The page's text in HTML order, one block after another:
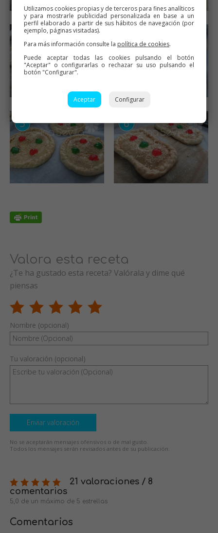
Valora esta receta
¿Te ha gustado esta receta? Valórala y dime qué
piensas
Nombre (opcional)
Tu valoración (opcional)
Enviar valoración
No se aceptarán mensajes ofensivos o de mal gusto.
Todos los mensajes serán revisados antes de su publicación.
21 valoraciones / 8
comentarios
5,0 de un máximo de 5 estrellas
Comentarios
Utilizamos cookies propias y de terceros para fines analíticos
y para mostrarle publicidad personalizada en base a un
perfil elaborado a partir de sus hábitos de navegación (por
ejemplo, páginas visitadas).
Para más información consulte la política de cookies.
Puede aceptar todas las cookies pulsando el botón
"Aceptar" o configurarlas o rechazar su uso pulsando el
botón "Configurar".
Aceptar Configurar